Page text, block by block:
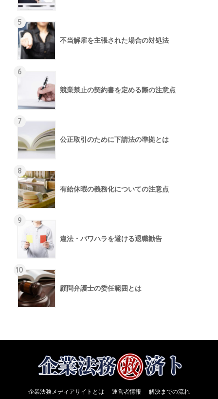
5
不当解雇を主張された場合の対処法
6
競業禁止の契約書を定める際の注意点
7
公正取引のために下請法の準拠とは
8
有給休暇の義務化についての注意点
9
違法・パワハラを避ける退職勧告
10
顧問弁護士の委任範囲とは
企業法務メディアサイトとは 運営者情報 解決までの流れ